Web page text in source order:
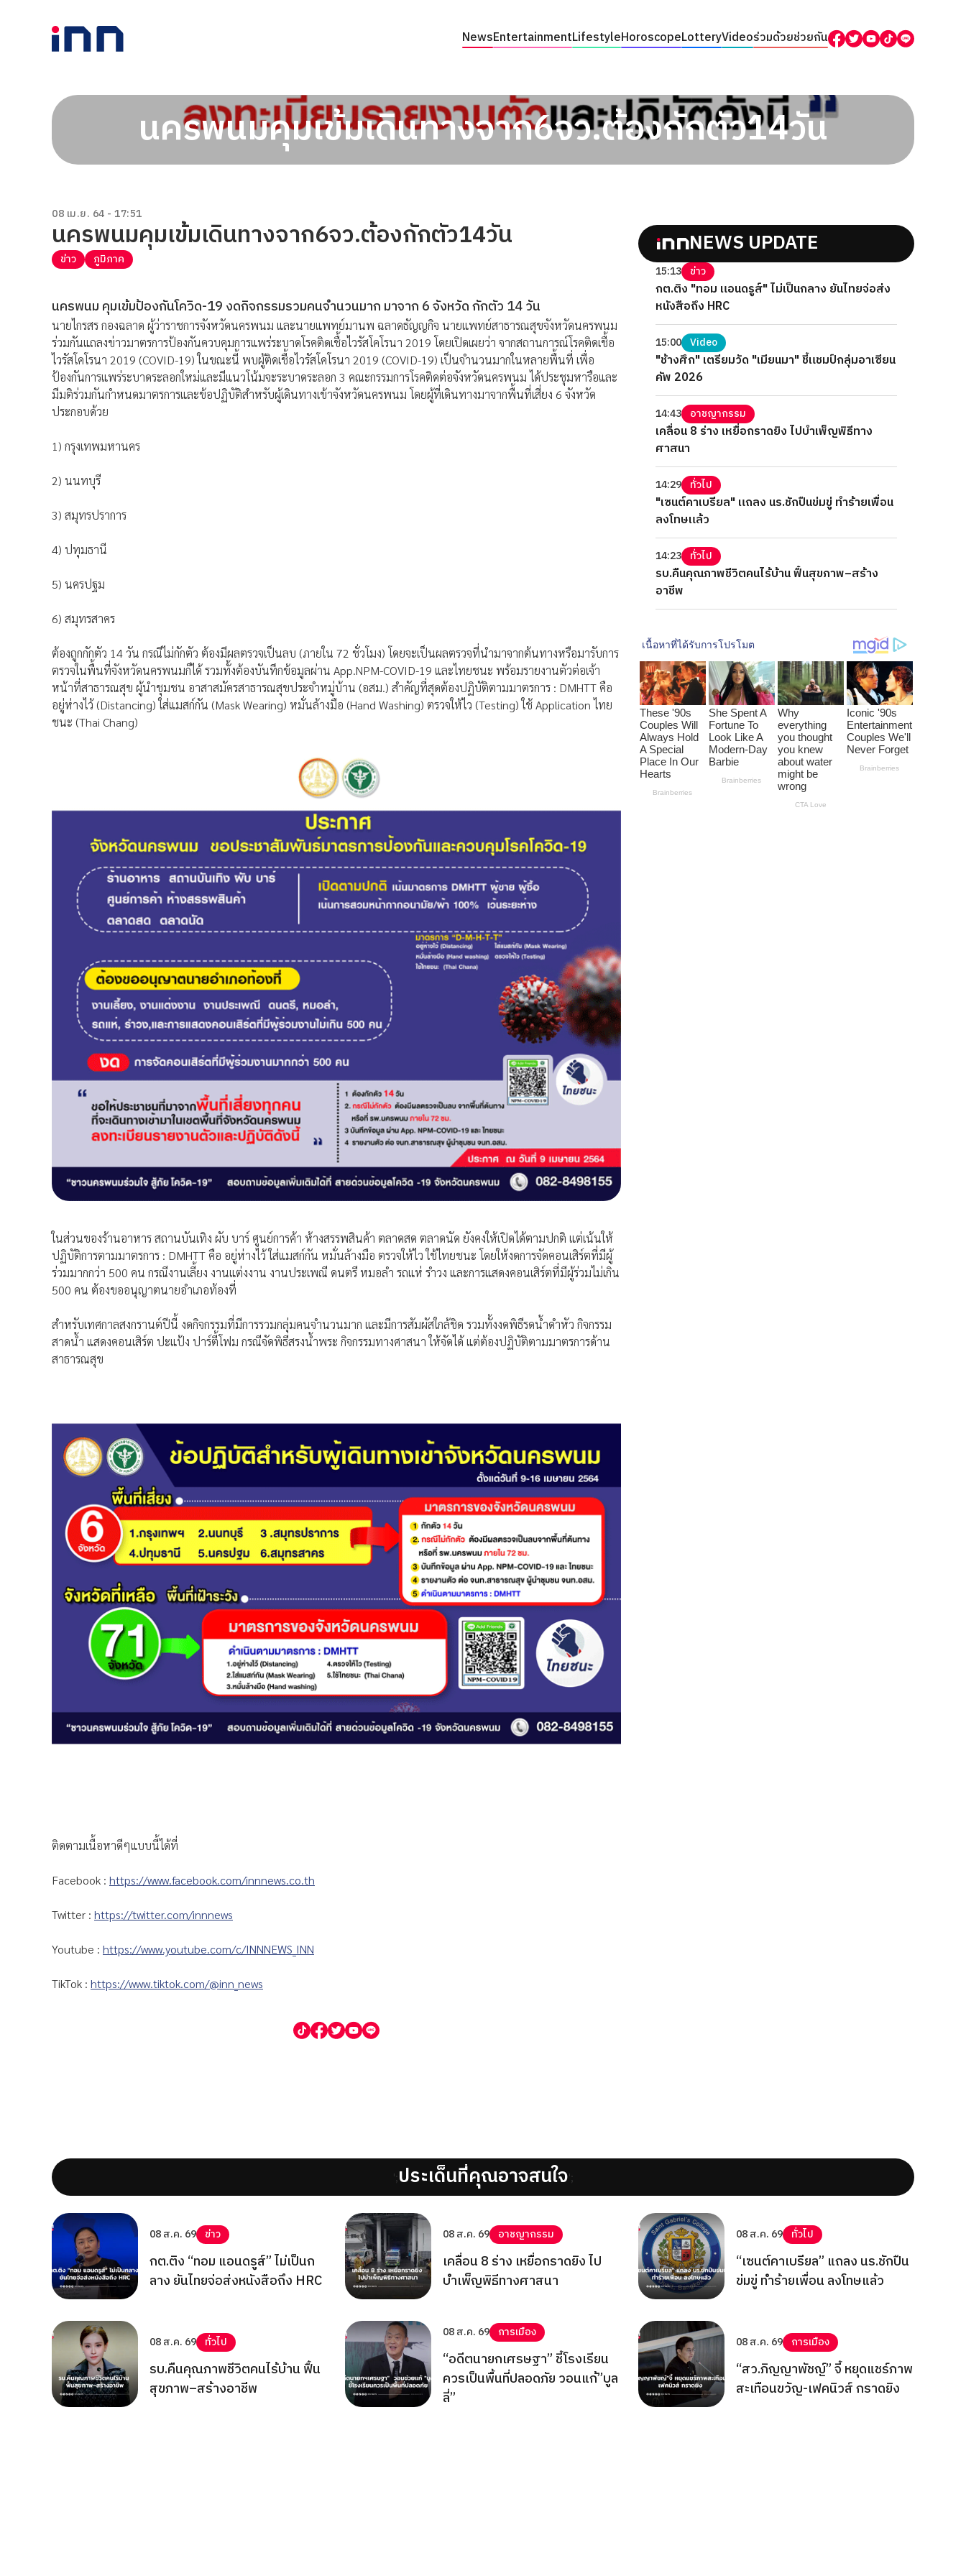
NewsEntertainmentLifestyleHoroscopeLotteryVideoร่วมด้วยช่วยกัน
นครพนมคุมเข้มเดินทางจาก6จว.ต้องกักตัว14วัน
08 เม.ย. 64 - 17:51
นครพนมคุมเข้มเดินทางจาก6จว.ต้องกักตัว14วัน
ข่าว ภูมิภาค
นครพนม คุมเข้มป้องกันโควิด-19 งดกิจกรรมรวมคนจำนวนมาก มาจาก 6 จังหวัด กักตัว 14 วัน
นายไกรสร กองฉลาด ผู้ว่าราชการจังหวัดนครพนม และนายแพทย์มานพ ฉลาดธัญญกิจ นายแพทย์สาธารณสุขจังหวัดนครพนม
ร่วมกันแถลงข่าวมาตรการป้องกันควบคุมการแพร่ระบาดโรคติดเชื้อไวรัสโคโรนา 2019 โดยเปิดเผยว่า จากสถานการณ์โรคติดเชื้อ
ไวรัสโคโรนา 2019 (COVID-19) ในขณะนี้ พบผู้ติดเชื้อไวรัสโคโรนา 2019 (COVID-19) เป็นจำนวนมากในหลายพื้นที่ เพื่อ
ป้องกันการแพร่ระบาดระลอกใหม่และมีแนวโน้มจะระบาดระลอก 3 คณะกรรมการโรคติดต่อจังหวัดนครพนม ได้ประชุมหารือและ
มีมติร่วมกันกำหนดมาตรการและข้อปฏิบัติสำหรับผู้เดินทางเข้าจังหวัดนครพนม โดยผู้ที่เดินทางมาจากพื้นที่เสี่ยง 6 จังหวัด
ประกอบด้วย
1) กรุงเทพมหานคร
2) นนทบุรี
3) สมุทรปราการ
4) ปทุมธานี
5) นครปฐม
6) สมุทรสาคร
ต้องถูกกักตัว 14 วัน กรณีไม่กักตัว ต้องมีผลตรวจเป็นลบ (ภายใน 72 ชั่วโมง) โดยจะเป็นผลตรวจที่นำมาจากต้นทางหรือมารับการ
ตรวจในพื้นที่จังหวัดนครพนมก็ได้ รวมทั้งต้องบันทึกข้อมูลผ่าน App.NPM-COVID-19 และไทยชนะ พร้อมรายงานตัวต่อเจ้า
หน้าที่สาธารณสุข ผู้นำชุมชน อาสาสมัครสาธารณสุขประจำหมู่บ้าน (อสม.) สำคัญที่สุดต้องปฏิบัติตามมาตรการ : DMHTT คือ
อยู่ห่างไว้ (Distancing) ใส่แมสก์กัน (Mask Wearing) หมั่นล้างมือ (Hand Washing) ตรวจให้ไว (Testing) ใช้ Application ไทย
ชนะ (Thai Chang)
ในส่วนของร้านอาหาร สถานบันเทิง ผับ บาร์ ศูนย์การค้า ห้างสรรพสินค้า ตลาดสด ตลาดนัด ยังคงให้เปิดได้ตามปกติ แต่เน้นให้
ปฏิบัติการตามมาตรการ : DMHTT คือ อยู่ห่างไว้ ใส่แมสก์กัน หมั่นล้างมือ ตรวจให้ไว ใช้ไทยชนะ โดยให้งดการจัดคอนเสิร์ตที่มีผู้
ร่วมมากกว่า 500 คน กรณีงานเลี้ยง งานแต่งงาน งานประเพณี ดนตรี หมอลำ รถแห่ รำวง และการแสดงคอนเสิร์ตที่มีผู้ร่วมไม่เกิน
500 คน ต้องขออนุญาตนายอำเภอท้องที่
สำหรับเทศกาลสงกรานต์ปีนี้ งดกิจกรรมที่มีการรวมกลุ่มคนจำนวนมาก และมีการสัมผัสใกล้ชิด รวมทั้งงดพิธีรดน้ำดำหัว กิจกรรม
สาดน้ำ แสดงคอนเสิร์ต ปะแป้ง ปาร์ตี้โฟม กรณีจัดพิธีสรงน้ำพระ กิจกรรมทางศาสนา ให้จัดได้ แต่ต้องปฏิบัติตามมาตรการด้าน
สาธารณสุข
ติดตามเนื้อหาดีๆแบบนี้ได้ที่
Facebook : https://www.facebook.com/innnews.co.th
Twitter : https://twitter.com/innnews
Youtube : https://www.youtube.com/c/INNNEWS_INN
TikTok : https://www.tiktok.com/@inn_news
NEWS UPDATE
15:13 ข่าว
กต.ติง "ทอม แอนดรูส์" ไม่เป็นกลาง ยันไทยจ่อส่ง
หนังสือถึง HRC
15:00 Video
"ช้างศึก" เตรียมวัด "เมียนมา" ชี้แชมป์กลุ่มอาเซียน
คัพ 2026
14:43 อาชญากรรม
เคลื่อน 8 ร่าง เหยื่อกราดยิง ไปบำเพ็ญพิธีทาง
ศาสนา
14:29 ทั่วไป
"เซนต์คาเบรียล" แถลง นร.ชักปืนข่มขู่ ทำร้ายเพื่อน
ลงโทษแล้ว
14:23 ทั่วไป
รบ.คืนคุณภาพชีวิตคนไร้บ้าน ฟื้นสุขภาพ–สร้าง
อาชีพ
';ประเด็นที่คุณอาจสนใจ';
08 ส.ค. 69 ข่าว
กต.ติง “ทอม แอนดรูส์” ไม่เป็นก
ลาง ยันไทยจ่อส่งหนังสือถึง HRC
08 ส.ค. 69 อาชญากรรม
เคลื่อน 8 ร่าง เหยื่อกราดยิง ไป
บำเพ็ญพิธีทางศาสนา
08 ส.ค. 69 ทั่วไป
“เซนต์คาเบรียล” แถลง นร.ชักปืน
ข่มขู่ ทำร้ายเพื่อน ลงโทษแล้ว
08 ส.ค. 69 ทั่วไป
รบ.คืนคุณภาพชีวิตคนไร้บ้าน ฟื้น
สุขภาพ–สร้างอาชีพ
08 ส.ค. 69 การเมือง
“อดีตนายกเศรษฐา” ชี้โรงเรียน
ควรเป็นพื้นที่ปลอดภัย วอนแก้”บูล
ลี่”
08 ส.ค. 69 การเมือง
“สว.ภิญญาพัชญ์” จี้ หยุดแชร์ภาพ
สะเทือนขวัญ-เฟคนิวส์ กราดยิง